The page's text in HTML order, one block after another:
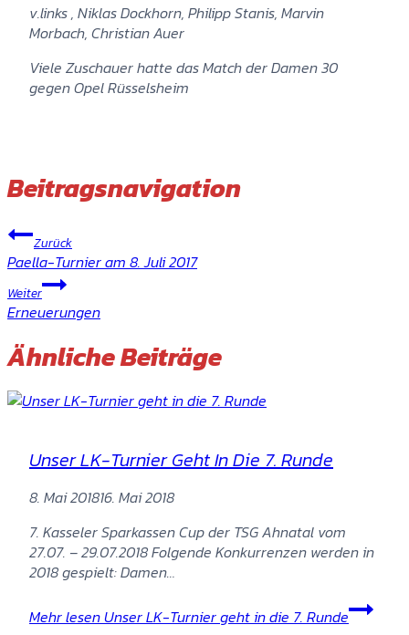
v.links , Niklas Dockhorn, Philipp Stanis, Marvin
Morbach, Christian Auer
Viele Zuschauer hatte das Match der Damen 30
gegen Opel Rüsselsheim
Beitragsnavigation
Zurück
Paella-Turnier am 8. Juli 2017
Weiter
Erneuerungen
Ähnliche Beiträge
Unser LK-Turnier Geht In Die 7. Runde
8. Mai 201816. Mai 2018
7. Kasseler Sparkassen Cup der TSG Ahnatal vom
27.07. – 29.07.2018 Folgende Konkurrenzen werden in
2018 gespielt: Damen…
Mehr lesenUnser LK-Turnier geht in die 7. Runde